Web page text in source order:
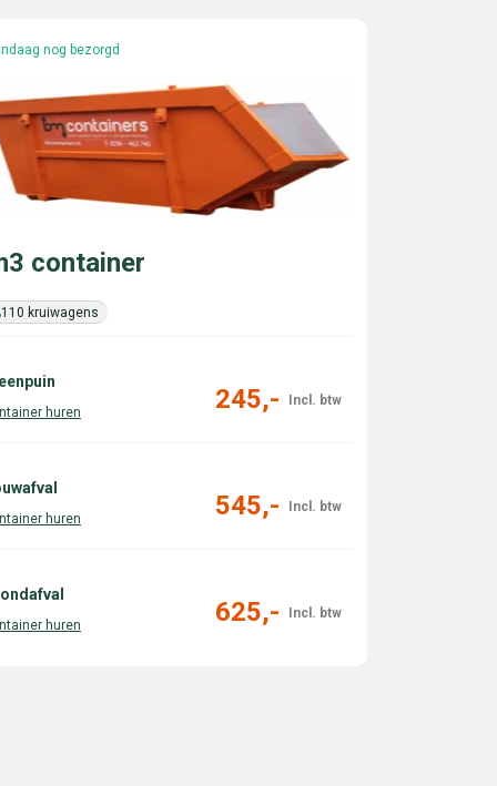
nog bezorgd
110 kruiwagens
container
245,-
545,-
625,-